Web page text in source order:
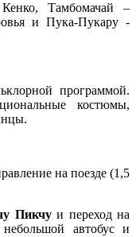
Тамбомачай –
и Пука-Пукару -
программой.
костюмы,
на поезде (1,5
Пикчуи переход на
автобус и